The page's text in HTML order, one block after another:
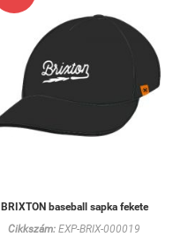
BRIXTON baseball sapka fekete
Cikkszám: EXP-BRIX-000019